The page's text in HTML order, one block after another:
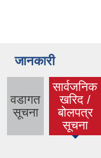
जानकारी
वडागत
सूचना
सार्वजनिक
खरिद /
बोलपत्र
सूचना